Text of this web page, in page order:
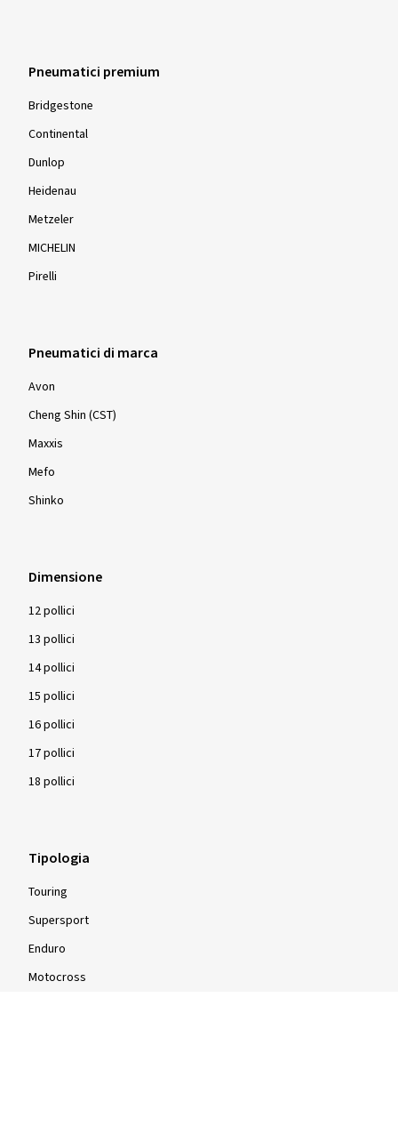
Pneumatici premium
Bridgestone
Continental
Dunlop
Heidenau
Metzeler
MICHELIN
Pirelli
Pneumatici di marca
Avon
Cheng Shin (CST)
Maxxis
Mefo
Shinko
Dimensione
12 pollici
13 pollici
14 pollici
15 pollici
16 pollici
17 pollici
18 pollici
Tipologia
Touring
Supersport
Enduro
Motocross